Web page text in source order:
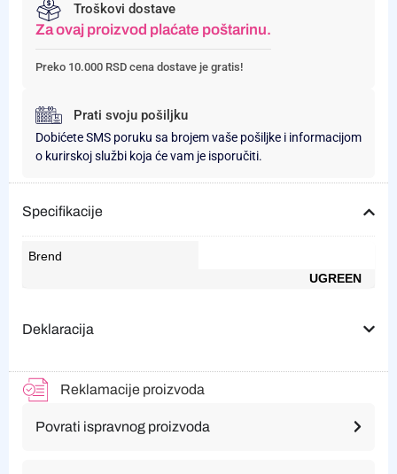
Troškovi dostave
Za ovaj proizvod plaćate poštarinu.
Preko 10.000 RSD cena dostave je gratis!
Prati svoju pošiljku
Dobićete SMS poruku sa brojem vaše pošiljke i informacijom
o kurirskoj službi koja će vam je isporučiti.
Specifikacije
Brend
UGREEN
Deklaracija
Reklamacije proizvoda
Povrati ispravnog proizvoda